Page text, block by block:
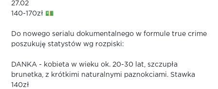
27.02
140-170zł 💵
Do nowego serialu dokumentalnego w formule true crime
poszukuję statystów wg rozpiski:
DANKA - kobieta w wieku ok. 20-30 lat, szczupła
brunetka, z krótkimi naturalnymi paznokciami. Stawka
140zł